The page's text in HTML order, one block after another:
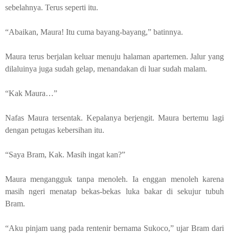
sebelahnya. Terus seperti itu.
“Abaikan, Maura! Itu cuma bayang-bayang,” batinnya.
Maura terus berjalan keluar menuju halaman apartemen. Jalur yang
dilaluinya juga sudah gelap, menandakan di luar sudah malam.
“Kak Maura…”
Nafas Maura tersentak. Kepalanya berjengit. Maura bertemu lagi
dengan petugas kebersihan itu.
“Saya Bram, Kak. Masih ingat kan?”
Maura mengangguk tanpa menoleh. Ia enggan menoleh karena
masih ngeri menatap bekas-bekas luka bakar di sekujur tubuh
Bram.
“Aku pinjam uang pada rentenirbernama Sukoco,” ujar Bram dari